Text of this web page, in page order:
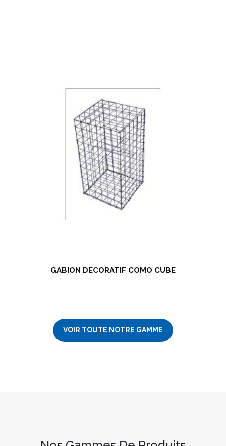
GABION DECORATIF COMO CUBE
VOIR TOUTE NOTRE GAMME